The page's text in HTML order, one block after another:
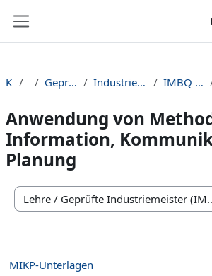
Kurse Lehre Geprüfte Industriemeister (IM) Industriemeister - Basisqualifikationen (IMBQ) IMBQ 24-26 (Dez 2024 - April 2026)
Anwendung von
Information,
Planung
Kursbereiche
MIKP-Unterlagen